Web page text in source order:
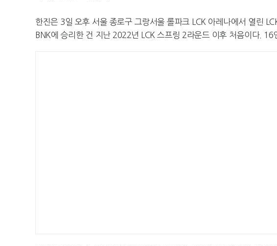
한진은 3일 오후 서울 종로구 그랑서울 롤파크 LCK 아레나에서 열린
BNK에 승리한 건 지난 2022년 LCK 스프링 2라운드 이후 처음이다. 16